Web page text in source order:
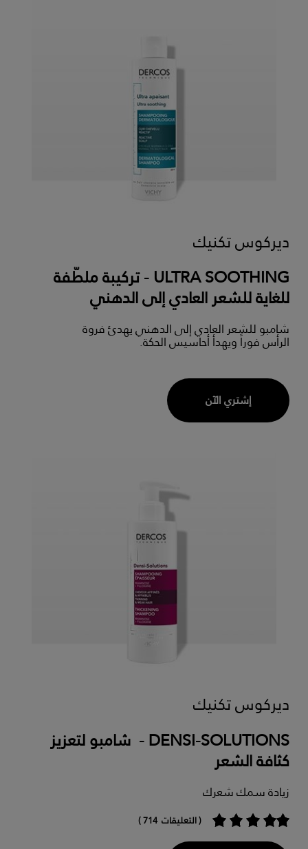
ديركوس تكنيك
ULTRA SOOTHING - تركيبة ملطّفة
للغاية للشعر العادي إلى الدهني
شامبو للشعر العادي إلى الدهني يهدئ فروة
الرأس فوراً ويهدأ أحاسيس الحكة.
إشتري الآن
ديركوس تكنيك
DENSI-SOLUTIONS - شامبو لتعزيز
كثافة الشعر
زيادة سمك شعرك
( التعليقات 714 )